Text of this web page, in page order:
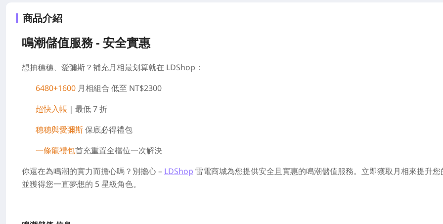
商品介紹
鳴潮儲值服務 - 安全實惠
想抽穗穗、愛彌斯？補充月相最划算就在 LDShop：
6480+1600 月相組合 低至 NT$2300
超快入帳 ｜最低 7 折
穗穗與愛彌斯保底必得禮包
一條龍禮包首充重置全檔位一次解決
你還在為鳴潮的實力而擔心嗎？別擔心 – LDShop 雷電商城為您提供安全且實惠的鳴潮儲值服務。立即獲取月相來提升您
並獲得您一直夢想的 5 星級角色。